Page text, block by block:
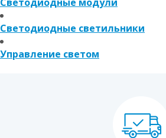
Светодиодные светильники
Управление светом